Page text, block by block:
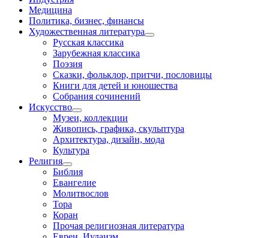
Медицина
Политика, бизнес, финансы
Художественная литература
Русская классика
Зарубежная классика
Поэзия
Сказки, фольклор, притчи, пословицы
Книги для детей и юношества
Собрания сочинений
Искусство
Музеи, коллекции
Живопись, графика, скульптура
Архитектура, дизайн, мода
Культура
Религия
Библия
Евангелие
Молитвослов
Тора
Коран
Прочая религиозная литература